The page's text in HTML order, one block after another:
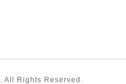
. All Rights Reserved.